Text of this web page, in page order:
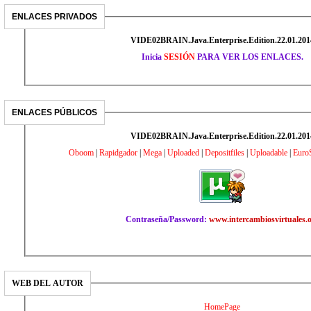
ENLACES PRIVADOS
Inicia SESIÓN PARA VER LOS ENLACES.
ENLACES PÚBLICOS
Oboom Rapidgador Mega Uploaded Depositfiles Uploadable
Contraseña/Password:
WEB DEL AUTOR
HomePage